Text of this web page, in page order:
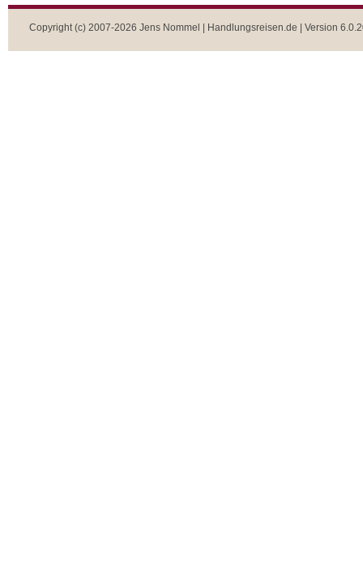
Copyright (c) 2007-2026 Jens Nommel | Handlungsreisen.de | Version